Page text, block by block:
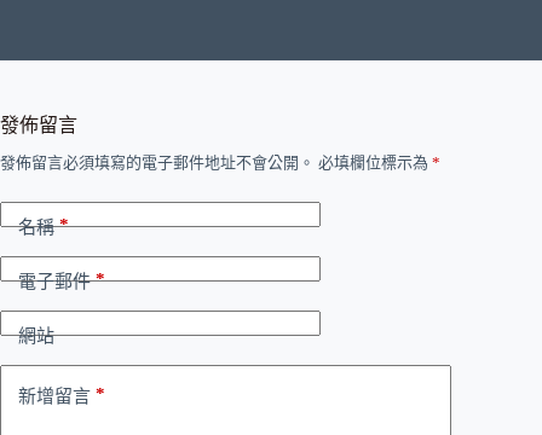
發佈留言
發佈留言必須填寫的電子郵件地址不會公開。 必填欄位標示為 *
名稱*
電子郵件*
網站
新增留言 *